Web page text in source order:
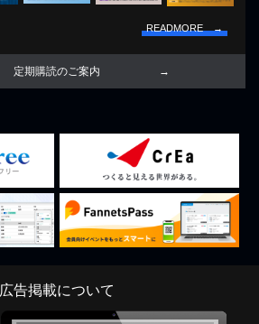
READMORE →
定期購読のご案内
広告掲載について